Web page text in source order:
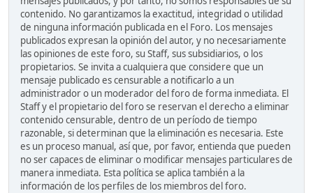
contenido. No garantizamos la exactitud, integridad o utilidad
de ninguna información publicada en el Foro. Los mensajes
publicados expresan la opinión del autor, y no necesariamente
las opiniones de este foro, su Staff, sus subsidiarios, o los
propietarios. Se invita a cualquiera que considere que un
mensaje publicado es censurable a notificarlo a un
administrador o un moderador del foro de forma inmediata. El
Staff y el propietario del foro se reservan el derecho a eliminar
contenido censurable, dentro de un período de tiempo
razonable, si determinan que la eliminación es necesaria. Este
es un proceso manual, así que, por favor, entienda que pueden
no ser capaces de eliminar o modificar mensajes particulares de
manera inmediata. Esta política se aplica también a la
información de los perfiles de los miembros del foro.